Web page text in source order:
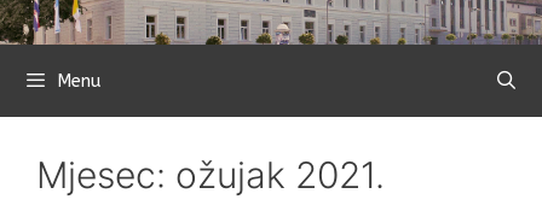
Menu
Mjesec: ožujak 2021.